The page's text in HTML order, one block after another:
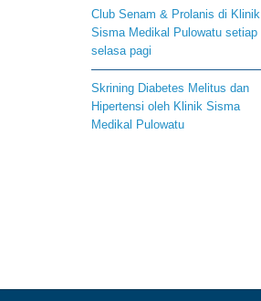
Club Senam & Prolanis di Klinik
Sisma Medikal Pulowatu setiap
selasa pagi
Skrining Diabetes Melitus dan
Hipertensi oleh Klinik Sisma
Medikal Pulowatu